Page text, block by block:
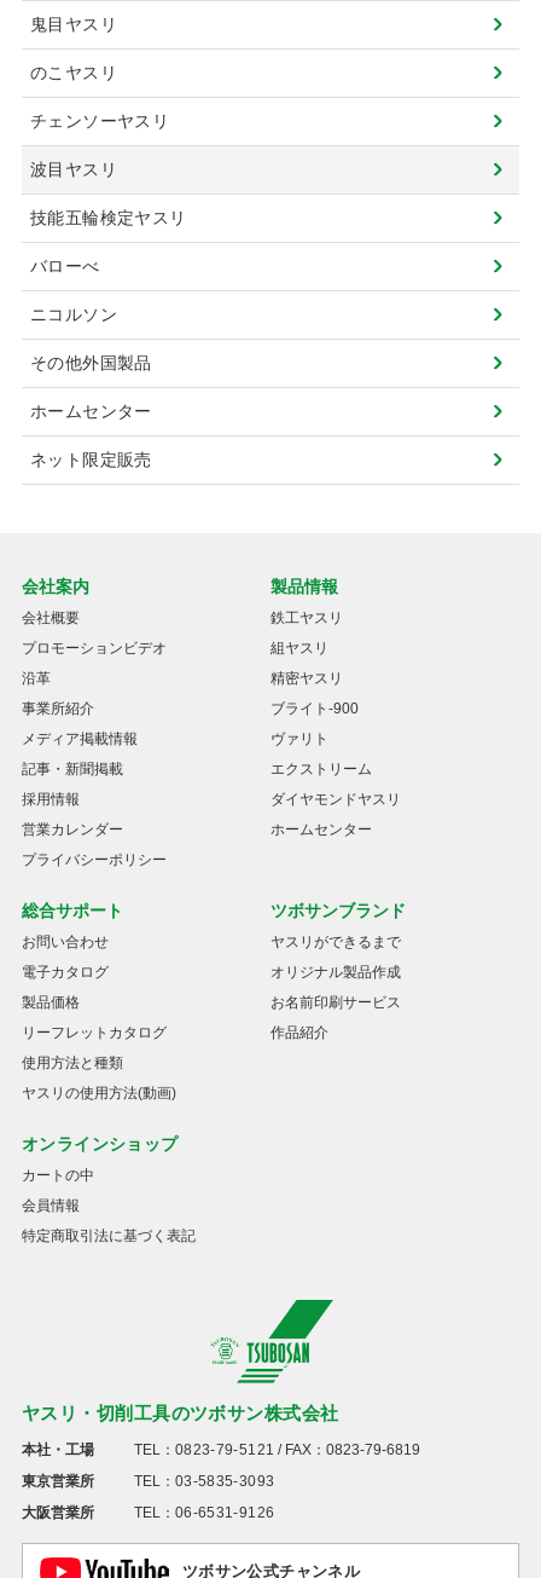
鬼目ヤスリ
のこヤスリ
チェンソーヤスリ
波目ヤスリ
技能五輪検定ヤスリ
バローべ
ニコルソン
その他外国製品
ホームセンター
ネット限定販売
ヤスリ・切削工具のツボサン株式会社
本社・工場 TEL： 0823-79-5121 / FAX：0823-79-6819
東京営業所
TEL： 03-5835-3093
大阪営業所
TEL： 06-6531-9126
ツボサン公式チャンネル
会社案内
会社概要
プロモーションビデオ
沿革
事業所紹介
メディア掲載情報
記事・新聞掲載
採用情報
営業カレンダー
プライバシーポリシー
製品情報
鉄工ヤスリ
組ヤスリ
精密ヤスリ
ブライト-900
ヴァリト
エクストリーム
ダイヤモンドヤスリ
ホームセンター
総合サポート
お問い合わせ
電子カタログ
製品価格
リーフレットカタログ
使用方法と種類
ヤスリの使用方法(動画)
ツボサンブランド
ヤスリができるまで
オリジナル製品作成
お名前印刷サービス
作品紹介
オンラインショップ
カートの中
会員情報
特定商取引法に基づく表記